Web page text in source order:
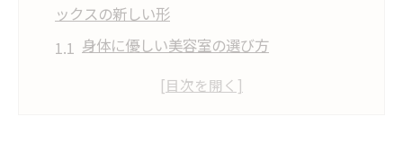
ックスの新しい形
身体に優しい美容室の選び方
板橋駅の美容室で体験するリラクゼーショ